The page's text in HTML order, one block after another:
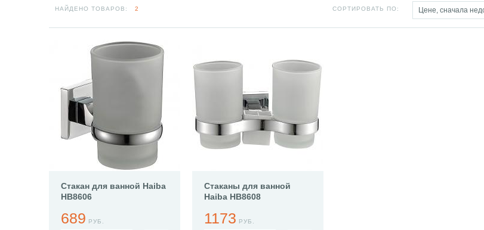
НАЙДЕНО ТОВАРОВ: 2 СОРТИРОВАТЬ ПО: Цене, сначала
Стакан для ванной Haiba
HB8606
689 РУБ.
Стаканы для ванной
Haiba HB8608
1173 РУБ.